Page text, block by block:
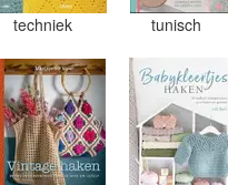
techniek tunisch